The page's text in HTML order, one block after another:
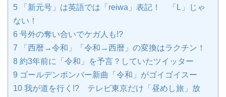
5 「新元号」は英語では「reiwa」表記！ 「L」じゃ
ない！
6 号外の奪い合いでケガ人も!?
7 「西暦→令和」「令和→西暦」の変換はラクチン！
8 約3年前に「令和」を予言？していたツイッター
9 ゴールデンボンバー新曲「令和」がゴイゴイスー
10 我が道を行く!? テレビ東京だけ「昼めし旅」放